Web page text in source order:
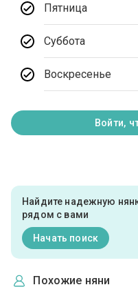
Пятница
Суббота
Воскресенье
Войти,
Найдите надежную
рядом с вами
Начать поиск
Похожие няни